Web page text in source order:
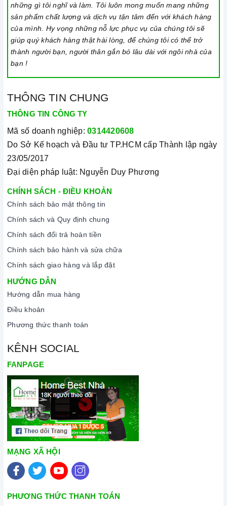
những gì tôi nghĩ và làm. Tôi luôn mong muốn mang những
sản phẩm chất lượng và dịch vụ tận tâm đến với khách hàng
của mình. Hy vọng những nỗ lực phục vụ của chúng tôi sẽ
giúp quý khách hàng thật hài lòng, để chúng tôi có thể trở
thành người bạn, người thân gắn bó lâu dài với ngôi nhà của
bạn !
THÔNG TIN CHUNG
THÔNG TIN CÔNG TY
Mã số doanh nghiệp: 0314420608
Do Sở Kế hoạch và Đầu tư TP.HCM cấp Thành lập ngày
23/05/2017
Đại diện pháp luật: Nguyễn Duy Phương
CHÍNH SÁCH - ĐIỀU KHOẢN
Chính sách bảo mật thông tin
Chính sách và Quy định chung
Chính sách đổi trả hoàn tiền
Chính sách bảo hành và sửa chữa
Chính sách giao hàng và lắp đặt
HƯỚNG DẪN
Hướng dẫn mua hàng
Điều khoản
Phương thức thanh toán
KÊNH SOCIAL
FANPAGE
MẠNG XÃ HỘI
PHƯƠNG THỨC THANH TOÁN